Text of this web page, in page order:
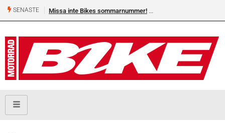
SENASTE Missa inte Bikes sommarnummer!